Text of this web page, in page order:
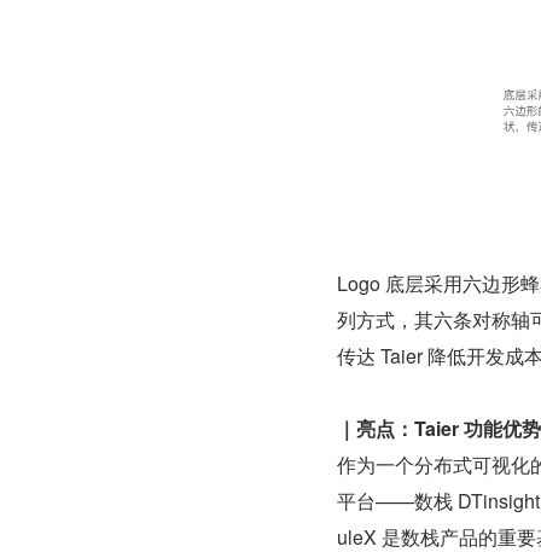
Logo 底层采⽤六边形
列⽅式，其六条对称轴
传达 Taier 降低开发成
｜亮点：Taier 功能优势
作为一个分布式可视化
平台——数栈 DTinsight
uleX 是数栈产品的重